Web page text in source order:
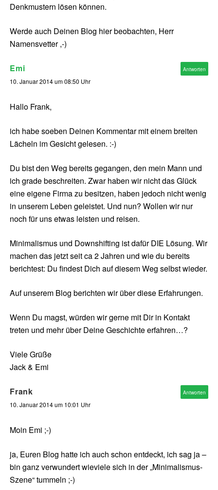
Denkmustern lösen können.
Werde auch Deinen Blog hier beobachten, Herr
Namensvetter ,-)
Emi
10. Januar 2014 um 08:50 Uhr
Hallo Frank,
ich habe soeben Deinen Kommentar mit einem breiten
Lächeln im Gesicht gelesen. :-)
Du bist den Weg bereits gegangen, den mein Mann und
ich grade beschreiten. Zwar haben wir nicht das Glück
eine eigene Firma zu besitzen, haben jedoch nicht wenig
in unserem Leben geleistet. Und nun? Wollen wir nur
noch für uns etwas leisten und reisen.
Minimalismus und Downshifting ist dafür DIE Lösung. Wir
machen das jetzt seit ca 2 Jahren und wie du bereits
berichtest: Du findest Dich auf diesem Weg selbst wieder.
Auf unserem Blog berichten wir über diese Erfahrungen.
Wenn Du magst, würden wir gerne mit Dir in Kontakt
treten und mehr über Deine Geschichte erfahren…?
Viele Grüße
Jack & Emi
Antworten
Frank
10. Januar 2014 um 10:01 Uhr
Moin Emi ;-)
ja, Euren Blog hatte ich auch schon entdeckt, ich sag ja –
bin ganz verwundert wieviele sich in der „Minimalismus-
Szene“ tummeln ;-)
Antworten